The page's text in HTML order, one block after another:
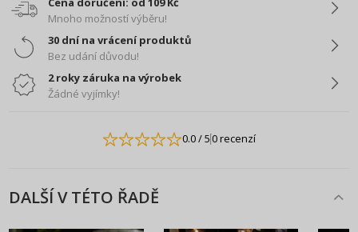
Mnoho možností výběru!
30 dní na vrácení produktů
Bez udání důvodu!
2 roky záruka na výrobek
Žádné vyjímky!
0.0/ 50 recenzí
DALŠÍ V TÉTO ŘADĚ